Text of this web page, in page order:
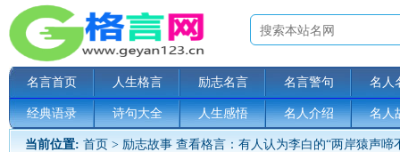
名言首页 人生格言 励志名言 名言警句 名人
经典语录 诗句大全 人生感悟 名人介绍 名人
当前位置: 首页 > 励志故事 查看格言：有人认为李白的“两岸猿声